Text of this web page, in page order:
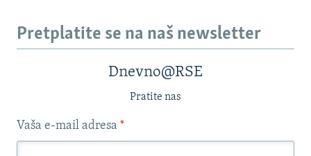
Pretplatite se na naš newsletter
Dnevno@RSE
Pratite nas
Vaša e-mail adresa *